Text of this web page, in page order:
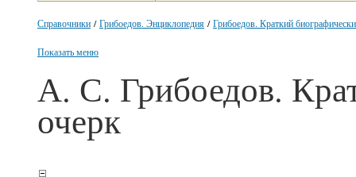
Справочники /Грибоедов. Энциклопедия /Грибоедов. Краткий
Показать меню
А. С. Грибоедов.
очерк